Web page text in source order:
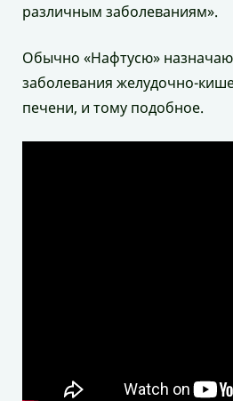
различным заболеваниям».
Обычно «Нафтусю»
заболевания желудочно-
печени, и тому подобное.